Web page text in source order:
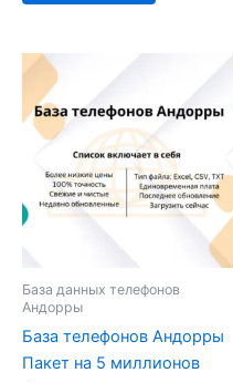
База данных телефонов
Андорры
База телефонов Андорры
Пакет на 5 миллионов